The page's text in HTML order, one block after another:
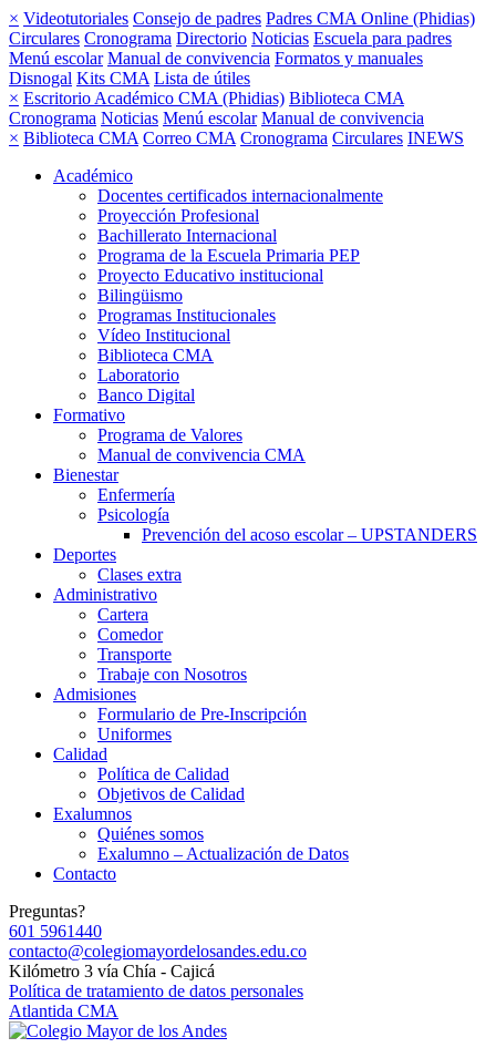
× Videotutoriales Consejo de padres Padres CMA Online (Phidias)
Circulares Cronograma Directorio Noticias Escuela para padres
Menú escolar Manual de convivencia Formatos y manuales
Disnogal Kits CMA Lista de útiles
× Escritorio Académico CMA (Phidias) Biblioteca CMA
Cronograma Noticias Menú escolar Manual de convivencia
× Biblioteca CMA Correo CMA Cronograma Circulares INEWS
Académico
Docentes certificados internacionalmente
Proyección Profesional
Bachillerato Internacional
Programa de la Escuela Primaria PEP
Proyecto Educativo institucional
Bilingüismo
Programas Institucionales
Vídeo Institucional
Biblioteca CMA
Laboratorio
Banco Digital
Formativo
Programa de Valores
Manual de convivencia CMA
Bienestar
Enfermería
Psicología
Prevención del acoso escolar – UPSTANDERS
Deportes
Clases extra
Administrativo
Cartera
Comedor
Transporte
Trabaje con Nosotros
Admisiones
Formulario de Pre-Inscripción
Uniformes
Calidad
Política de Calidad
Objetivos de Calidad
Exalumnos
Quiénes somos
Exalumno – Actualización de Datos
Contacto
Preguntas?
601 5961440
contacto@colegiomayordelosandes.edu.co
Kilómetro 3 vía Chía - Cajicá
Política de tratamiento de datos personales
Atlantida CMA